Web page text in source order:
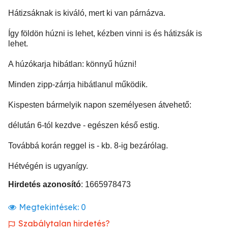
Hátizsáknak is kiváló, mert ki van párnázva.
Így földön húzni is lehet, kézben vinni is és hátizsák is
lehet.
A húzókarja hibátlan: könnyű húzni!
Minden zipp-zárrja hibátlanul működik.
Kispesten bármelyik napon személyesen átvehető:
délután 6-tól kezdve - egészen késő estig.
Továbbá korán reggel is - kb. 8-ig bezárólag.
Hétvégén is ugyanígy.
Hirdetés azonosító: 1665978473
Megtekintések: 0
Szabálytalan hirdetés?